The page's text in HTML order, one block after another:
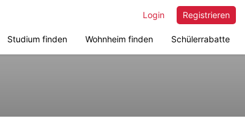
Registrieren
Login
Studium finden Wohnheim finden Schülerrabatte